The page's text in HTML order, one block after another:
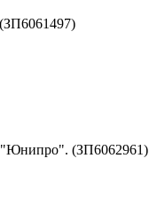
"Юнипро". (ЗП6062961)